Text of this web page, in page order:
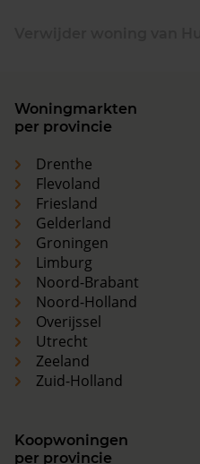
Woningmarkten
per provincie
Drenthe
Flevoland
Friesland
Gelderland
Groningen
Limburg
Noord-Brabant
Noord-Holland
Overijssel
Utrecht
Zeeland
Zuid-Holland
Koopwoningen
per provincie